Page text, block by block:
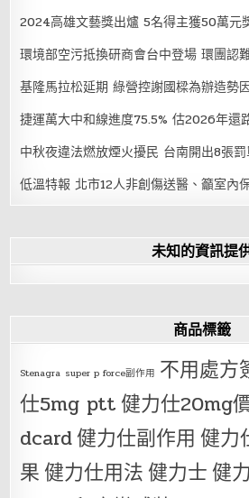
2024高雄文藝獎出爐 5名得主獲50萬元
環境部空污抵換研商會台中登場 環團認
基隆馬拉松延期 綠營控謝國樑為辦造勢
捷運萬大中和線進度75.5% 估2026年還
中秋夜違法燃放煙火擾民 台南開出8張
低溫特報 北市12人非創傷送醫、籲室內
未知的資訊提
商品標籤
Stenagra super p force副作用 不用處方
仕5mg ptt健力仕20mg
dcard健力仕副作用 健力
果健力仕用法健力士健